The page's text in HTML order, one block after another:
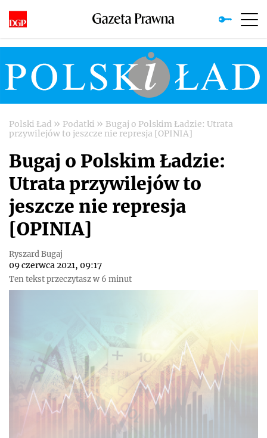
Polski Ład » Podatki » Bugaj o Polskim Ładzie: Utrata
przywilejów to jeszcze nie represja [OPINIA]
Bugaj o Polskim Ładzie:
Utrata przywilejów to
jeszcze nie represja
[OPINIA]
Ryszard Bugaj
09 czerwca 2021, 09:17
Ten tekst przeczytasz w 6 minut